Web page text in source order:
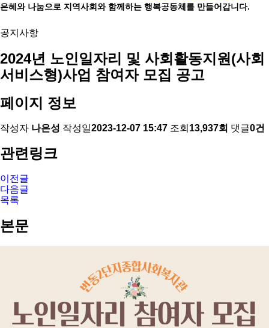
은혜와 나눔으로 지역사회와 함께하는 행복공동체를 만들어갑니다.
공지사항
2024년 노인일자리 및 사회활동지원(사회
서비스형)사업 참여자 모집 공고
페이지 정보
작성자 나은성 작성일2023-12-07 15:47 조회 13,937회 댓글0건
관련링크
이전글
다음글
목록
본문